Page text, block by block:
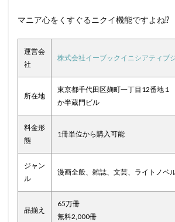
マニア心をくすぐるニクイ機能ですよね⁉
運営会
社
株式会社イーブックイニシアティブ
所在地
東京都千代田区麹町一丁目12番地
か半蔵門ビル
料金形
態
1冊単位から購入可能
ジャン
ル
漫画全般、雑誌、文芸、ライトノベ
品揃え
65万冊
無料2,000冊